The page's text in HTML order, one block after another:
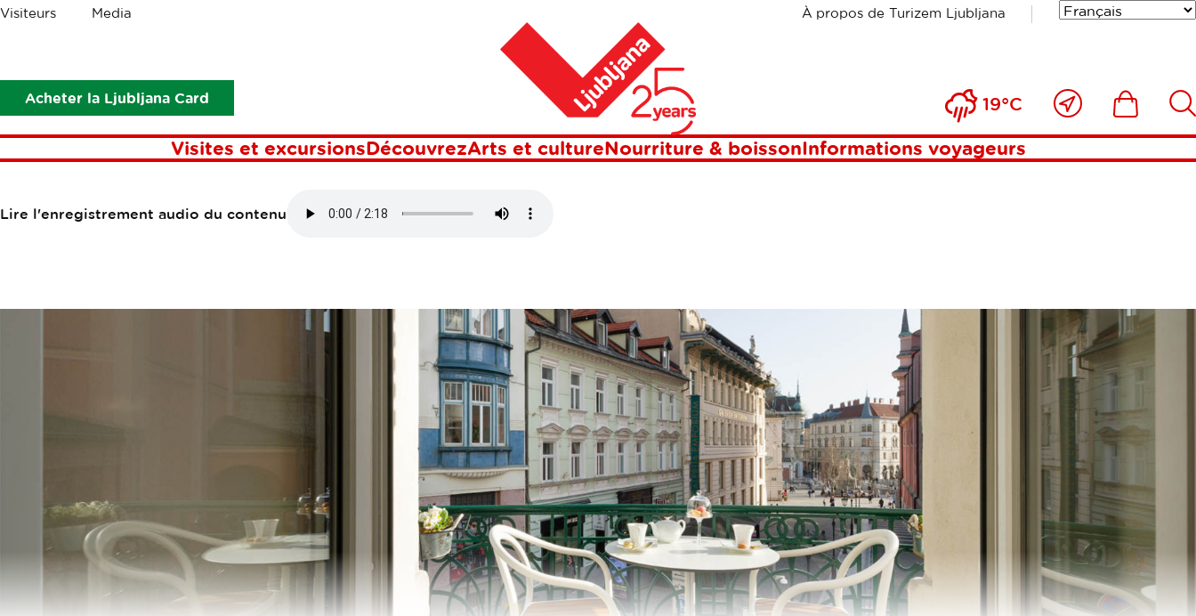
Visiteurs Media À propos de Turizem Ljubljana
Acheter la Ljubljana Card 19°C
Près
de
moi
Visites et excursionsDécouvrezArts et cultureNourriture & boissonInformations voyageurs
Les
GRAND HOTEL UNION EUROSTARS
Lire l'enregistrement audio du contenu